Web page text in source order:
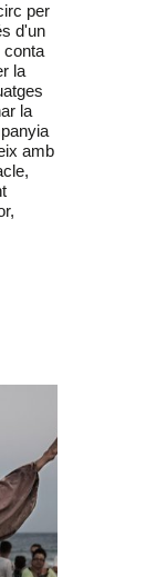
per
d'un
conta
la
la
amb